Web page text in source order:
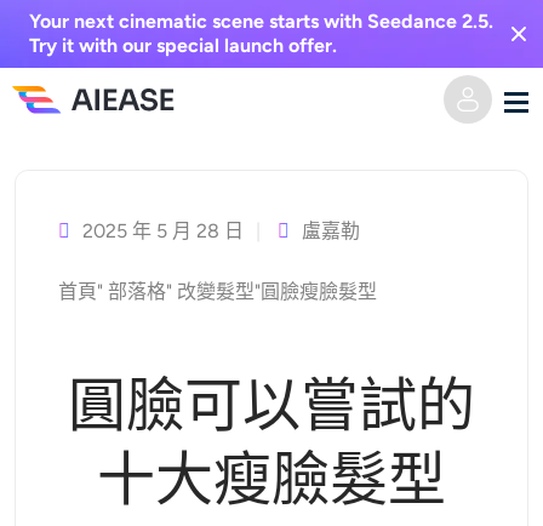
Your next cinematic scene starts with Seedance 2.5.
Try it with our special launch offer.
AI視頻
文字轉視頻
視頻效果
AI親吻生成器
視覺特效
相片編輯與創作工具
2025 年 5 月 28 日 盧嘉勒
首頁" 部落格" 改變髮型"圓臉瘦臉髮型
圓臉可以嘗試的
十大瘦臉髮型